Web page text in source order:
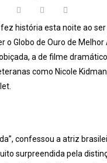
história esta noite ao
o Globo de Ouro de Melhor
a de filme
como Nicole
confessou a atriz
surpreendida pela